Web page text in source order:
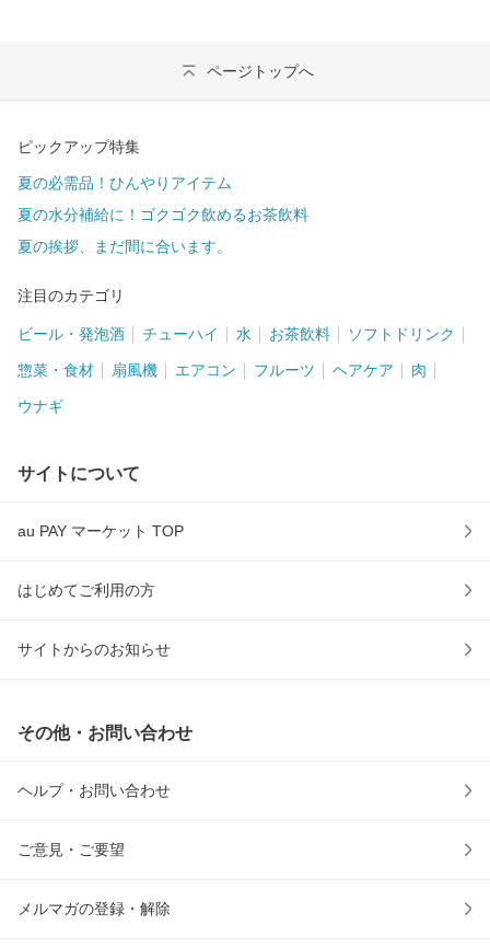
ページトップへ
ピックアップ特集
夏の必需品！ひんやりアイテム
夏の水分補給に！ゴクゴク飲めるお茶飲料
夏の挨拶、まだ間に合います。
注目のカテゴリ
ビール・発泡酒 チューハイ 水 お茶飲料 ソフトドリンク
惣菜・食材 扇風機 エアコン フルーツ ヘアケア 肉
ウナギ
サイトについて
au PAY マーケット TOP
はじめてご利用の方
サイトからのお知らせ
その他・お問い合わせ
ヘルプ・お問い合わせ
ご意見・ご要望
メルマガの登録・解除